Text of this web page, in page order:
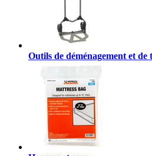
Outils de déménagement et